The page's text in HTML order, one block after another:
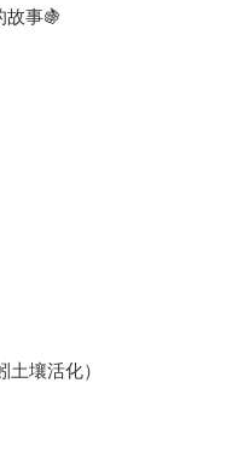
故事🍇
土壤活化）